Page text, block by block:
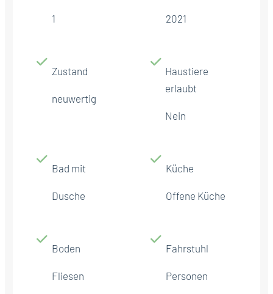
1 2021
Zustand
neuwertig
Haustiere
erlaubt
Nein
Bad mit
Dusche
Küche
Offene Küche
Boden
Fliesen
Fahrstuhl
Personen